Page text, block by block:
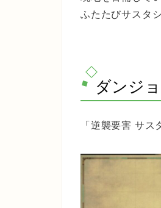
ふたたびサスタ
ダンジ
「 逆襲要害 サス